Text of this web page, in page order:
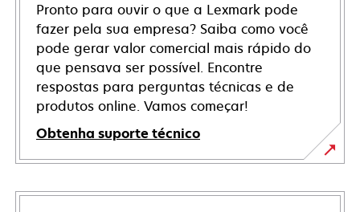
Pronto para ouvir o que a Lexmark pode
fazer pela sua empresa? Saiba como você
pode gerar valor comercial mais rápido do
que pensava ser possível. Encontre
respostas para perguntas técnicas e de
produtos online. Vamos começar!
Obtenha suporte técnico
abre
em